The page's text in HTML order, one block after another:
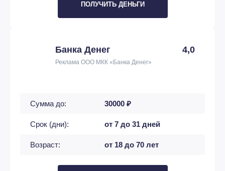
ПОЛУЧИТЬ ДЕНЬГИ
Банка Денег 4,0
Реклама ООО МКК «Банка Денег»
Сумма до: 30000 ₽
Срок (дни): от 7 до 31 дней
Возраст: от 18 до 70 лет